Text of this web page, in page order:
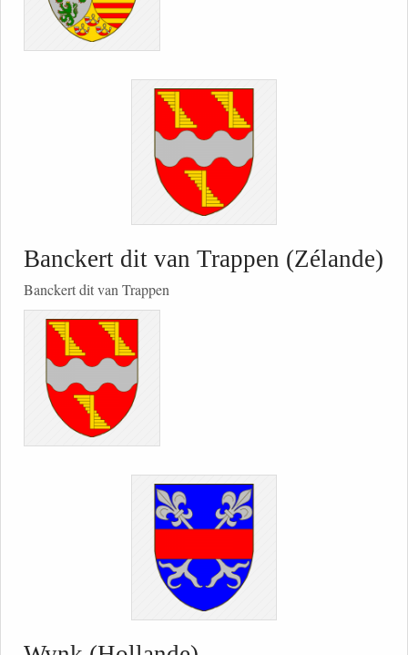
Banckert dit van Trappen (Zélande)
Banckert dit van Trappen